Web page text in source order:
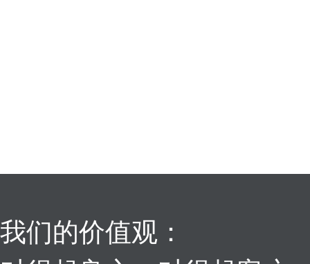
我们的价值观：